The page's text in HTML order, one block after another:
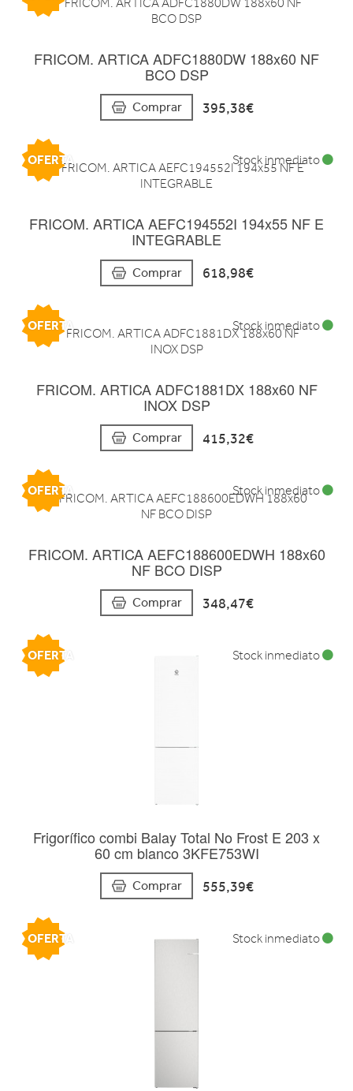
FRICOM. ARTICA ADFC1880DW 188x60 NF
BCO DSP
Comprar 395,38€
FRICOM. ARTICA AEFC194552I 194x55 NF E
INTEGRABLE
Comprar 618,98€
Stock inmediato
OFERTA
FRICOM. ARTICA ADFC1881DX 188x60 NF
INOX DSP
Comprar 415,32€
Stock inmediato
OFERTA
FRICOM. ARTICA AEFC188600EDWH 188x60
NF BCO DISP
Comprar 348,47€
Stock inmediato
OFERTA
Frigorífico combi Balay Total No Frost E 203 x
60 cm blanco 3KFE753WI
Comprar 555,39€
Stock inmediato
OFERTA
Stock inmediato
OFERTA